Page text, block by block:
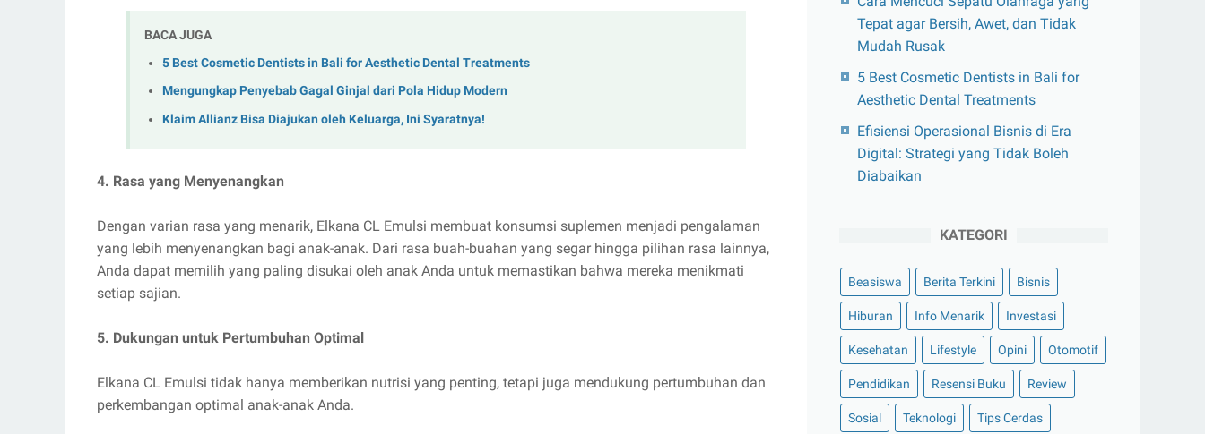
BACA JUGA
5 Best Cosmetic Dentists in Bali for Aesthetic Dental Treatments
Mengungkap Penyebab Gagal Ginjal dari Pola Hidup Modern
Klaim Allianz Bisa Diajukan oleh Keluarga, Ini Syaratnya!
4. Rasa yang Menyenangkan
Dengan varian rasa yang menarik, Elkana CL Emulsi membuat konsumsi suplemen menjadi pengalaman
yang lebih menyenangkan bagi anak-anak. Dari rasa buah-buahan yang segar hingga pilihan rasa lainnya,
Anda dapat memilih yang paling disukai oleh anak Anda untuk memastikan bahwa mereka menikmati
setiap sajian.
5. Dukungan untuk Pertumbuhan Optimal
Elkana CL Emulsi tidak hanya memberikan nutrisi yang penting, tetapi juga mendukung pertumbuhan dan
perkembangan optimal anak-anak Anda.
Tepat agar Bersih, Awet, dan Tidak
Mudah Rusak
5 Best Cosmetic Dentists in Bali for
Aesthetic Dental Treatments
Efisiensi Operasional Bisnis di Era
Digital: Strategi yang Tidak Boleh
Diabaikan
KATEGORI
Beasiswa Berita Terkini Bisnis
Hiburan Info Menarik Investasi
Kesehatan Lifestyle Opini Otomotif
Pendidikan Resensi Buku Review
Sosial Teknologi Tips Cerdas